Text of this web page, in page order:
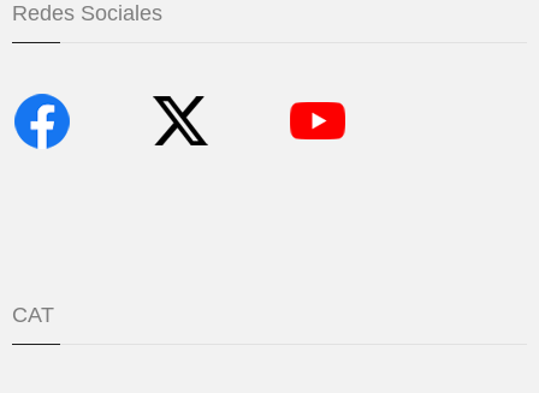
Redes Sociales
CAT